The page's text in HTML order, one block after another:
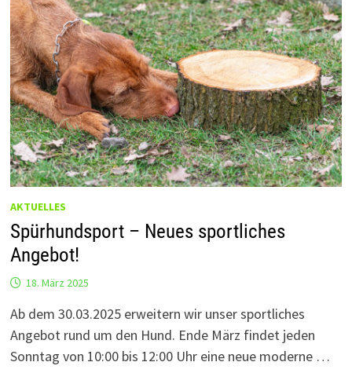
AKTUELLES
Spürhundsport – Neues sportliches
Angebot!
18. März 2025
Ab dem 30.03.2025 erweitern wir unser sportliches
Angebot rund um den Hund. Ende März findet jeden
Sonntag von 10:00 bis 12:00 Uhr eine neue moderne …